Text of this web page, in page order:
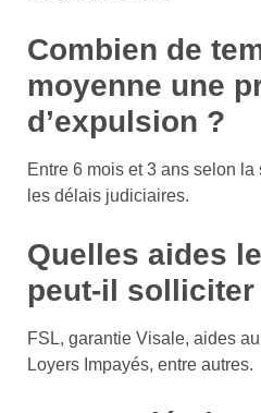
Combien de
moyenne une
d’expulsion ?
Entre 6 mois et 3 ans selon
les délais judiciaires.
Quelles aides
peut-il solliciter
FSL, garantie Visale, aides
Loyers Impayés, entre autres.